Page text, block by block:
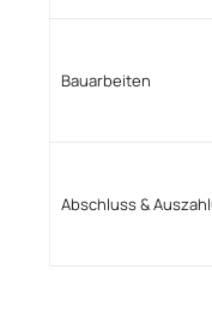
Bauarbeiten
Abschluss &